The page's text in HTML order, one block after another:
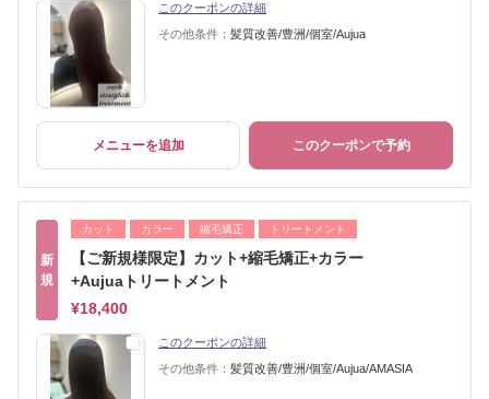
このクーポンの詳細
その他条件： 髪質改善/豊洲/個室/Aujua
メニューを追加 このクーポンで予約
新
規
カット カラー 縮毛矯正 トリートメント
【ご新規様限定】カット+縮毛矯正+カラー
+Aujuaトリートメント
¥18,400
このクーポンの詳細
その他条件： 髪質改善/豊洲/個室/Aujua/AMASIA